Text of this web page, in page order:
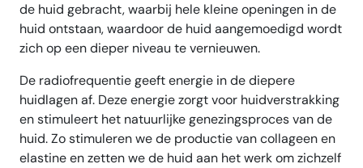
de huid gebracht, waarbij hele kleine openingen in de
huid ontstaan, waardoor de huid aangemoedigd wordt
zich op een dieper niveau te vernieuwen.
De radiofrequentie geeft energie in de diepere
huidlagen af. Deze energie zorgt voor huidverstrakking
en stimuleert het natuurlijke genezingsproces van de
huid. Zo stimuleren we de productie van collageen en
elastine en zetten we de huid aan het werk om zichzelf